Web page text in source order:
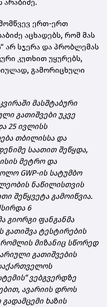
არაბიძე.
ერთ-ერთ
აცხადებს, რომ მას
არ სჯერა და პრობლემას
კუთხით უყურებს,
გამორიცხული
მასშტაბური
გათიშვები უკვე
25 ივლისს
თბილისსა და
საათით შეწყდა,
მეტრო და
GWP-ის სატუმბო
ნაწილისთვის
შეწყვეტა გამოიწვია.
6
გიორგი ფანგანმა
გათიშვა ტესტირების
მიზანიც სწორედ
გათიშვების
ვებგვერდზე
ავარიის დროს
ხაზის